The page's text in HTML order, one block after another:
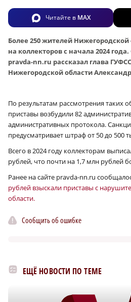
Читайте в MAX
Более 250 жителей
на коллекторов с начала 2024
pravda-nn.ru рассказал глава
Нижегородской области
По результатам рассмотрения таких
приставы возбудили 82
административных протокола.
предусматривает штраф от 50 до 500
Всего в 2024 году коллекторам
рублей, что почти на 1,7 млн рублей
Ранее на сайте pravda-nn.ru
рублей взыскали приставы с
области.
Сообщить об ошибке
ЕЩЁ НОВОСТИ ПО ТЕМЕ